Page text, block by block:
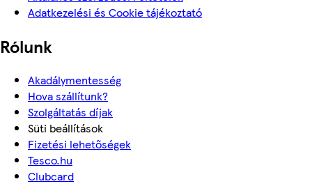
Adatkezelési és Cookie tájékoztató
Rólunk
Akadálymentesség
Hova szállítunk?
Szolgáltatás díjak
Süti beállítások
Fizetési lehetőségek
Tesco.hu
Clubcard